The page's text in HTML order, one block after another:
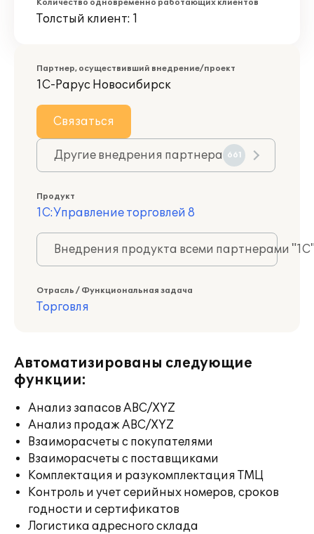
Количество одновременно работающих клиентов
Толстый клиент: 1
Партнер, осуществивший внедрение/проект
1С-Рарус Новосибирск
Связаться
Другие внедрения партнера 661
Продукт
1С:Управление торговлей 8
Внедрения продукта всеми партнерами
Отрасль / Функциональная задача
Торговля
Автоматизированы следующие
функции:
Анализ запасов ABC/XYZ
Анализ продаж ABC/XYZ
Взаиморасчеты с покупателями
Взаиморасчеты с поставщиками
Комплектация и разукомплектация ТМЦ
Контроль и учет серийных номеров, сроков
годности и сертификатов
Логистика адресного склада